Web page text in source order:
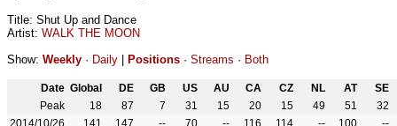
Title: Shut Up and Dance
Artist: WALK THE MOON
Show: Weekly · Daily Positions · Streams · Both
Date Global DE GB US AU CA CZ NL AT
SE
Peak
18 87 7 31 15 20 15 49 51
32
2014/10/26
141 147 -- 70 -- 116 114 -- 100
--